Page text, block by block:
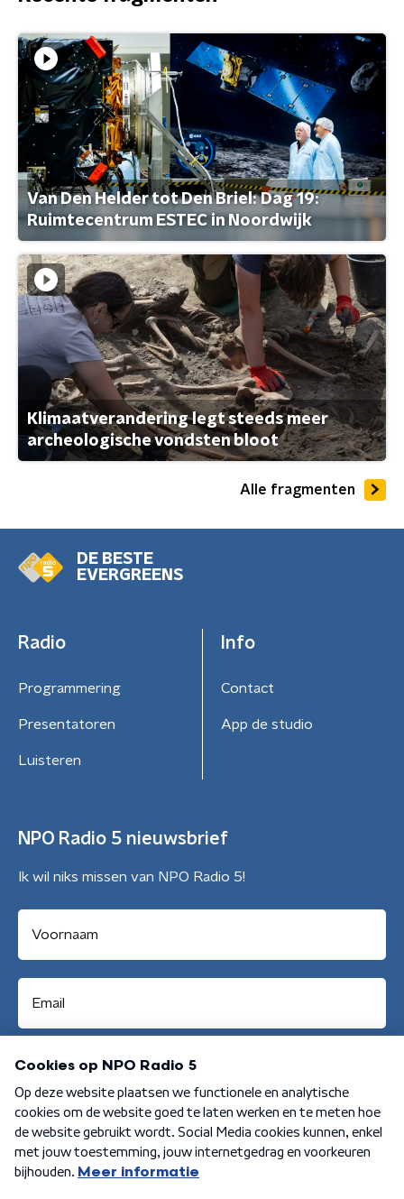
Van Den Helder tot Den Briel: Dag 19:
Ruimtecentrum ESTEC in Noordwijk
Klimaatverandering legt steeds meer
archeologische vondsten bloot
Alle fragmenten
DE BESTE
EVERGREENS
Radio
Programmering
Presentatoren
Luisteren
Info
Contact
App de studio
NPO Radio 5 nieuwsbrief
Ik wil niks missen van NPO Radio 5!
Aanmelden
Algemene voorwaarden Privacybeleid